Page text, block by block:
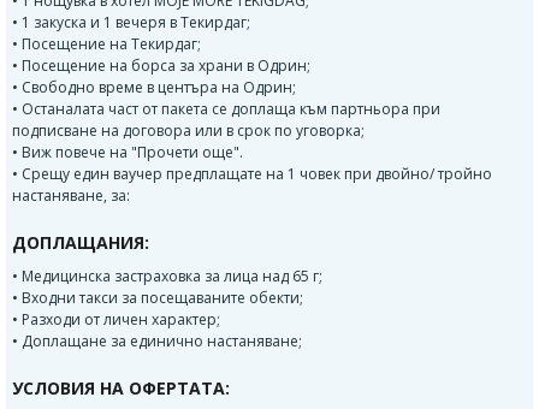
• 1 закуска и 1 вечеря в Текирдаг;
• Посещение на Текирдаг;
• Посещение на борса за храни в Одрин;
• Свободно време в центъра на Одрин;
• Останалата част от пакета се доплаща към партньора при
подписване на договора или в срок по уговорка;
• Виж повече на "Прочети още".
• Срещу един ваучер предплащате на 1 човек при двойно/ тройно
настаняване, за:
ДОПЛАЩАНИЯ:
• Медицинска застраховка за лица над 65 г;
• Входни такси за посещаваните обекти;
• Разходи от личен характер;
• Доплащане за единично настаняване;
УСЛОВИЯ НА ОФЕРТАТА: